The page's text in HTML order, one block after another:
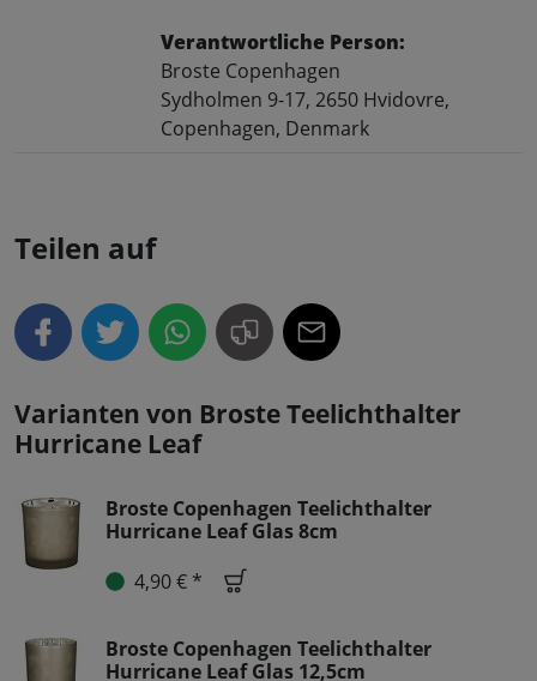
Verantwortliche Person:
Broste Copenhagen
Sydholmen 9-17, 2650 Hvidovre,
Copenhagen, Denmark
Teilen auf
Varianten von Broste Teelichthalter
Hurricane Leaf
Broste Copenhagen Teelichthalter
Hurricane Leaf Glas 8cm
4,90 € *
Broste Copenhagen Teelichthalter
Hurricane Leaf Glas 12,5cm